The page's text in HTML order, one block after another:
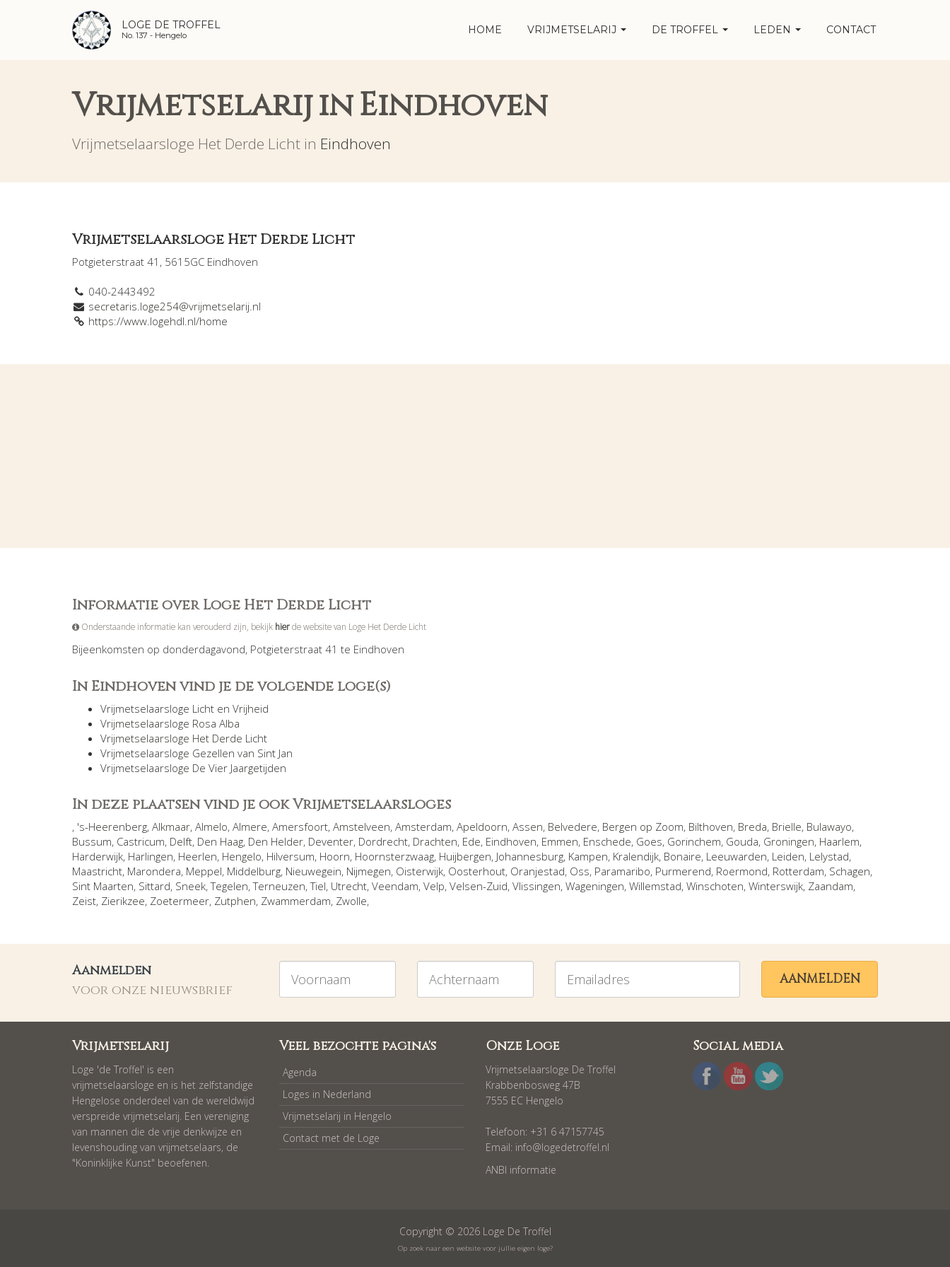
LOGE DE TROFFEL
No. 137 - Hengelo HOME VRIJMETSELARIJ DE TROFFEL LEDEN CONTACT
Vrijmetselarij in Eindhoven
Vrijmetselaarsloge Het Derde Licht in Eindhoven
Vrijmetselaarsloge Het Derde Licht
Potgieterstraat 41, 5615GC Eindhoven
040-2443492
secretaris.loge254@vrijmetselarij.nl
https://www.logehdl.nl/home
Informatie over Loge Het Derde Licht
Onderstaande informatie kan verouderd zijn, bekijk hierde website van Loge Het Derde Licht
Bijeenkomsten op donderdagavond, Potgieterstraat 41 te Eindhoven
In Eindhoven vind je de volgende loge(s)
Vrijmetselaarsloge Licht en Vrijheid
Vrijmetselaarsloge Rosa Alba
Vrijmetselaarsloge Het Derde Licht
Vrijmetselaarsloge Gezellen van Sint Jan
Vrijmetselaarsloge De Vier Jaargetijden
In deze plaatsen vind je ook Vrijmetselaarsloges
, 's-Heerenberg, Alkmaar, Almelo, Almere, Amersfoort, Amstelveen, Amsterdam, Apeldoorn, Assen, Belvedere, Bergen op Zoom, Bilthoven, Breda, Brielle, Bulawayo,
Bussum, Castricum, Delft, Den Haag, Den Helder, Deventer, Dordrecht, Drachten, Ede, Eindhoven, Emmen, Enschede, Goes, Gorinchem, Gouda, Groningen, Haarlem,
Harderwijk, Harlingen, Heerlen, Hengelo, Hilversum, Hoorn, Hoornsterzwaag, Huijbergen, Johannesburg, Kampen, Kralendijk, Bonaire, Leeuwarden, Leiden, Lelystad,
Maastricht, Marondera, Meppel, Middelburg, Nieuwegein, Nijmegen, Oisterwijk, Oosterhout, Oranjestad, Oss, Paramaribo, Purmerend, Roermond, Rotterdam, Schagen,
Sint Maarten, Sittard, Sneek,Tegelen,Terneuzen,Tiel, Utrecht, Veendam, Velp, Velsen-Zuid, Vlissingen, Wageningen, Willemstad, Winschoten, Winterswijk, Zaandam,
Zeist, Zierikzee, Zoetermeer, Zutphen, Zwammerdam, Zwolle,
Aanmelden
voor onze nieuwsbrief
Voornaam Achternaam Emailadres
AANMELDEN
Vrijmetselarij
Loge 'de Troffel' is een
vrijmetselaarsloge en is het zelfstandige
Hengelose onderdeel van de wereldwijd
verspreide vrijmetselarij. Een vereniging
van mannen die de vrije denkwijze en
levenshouding van vrijmetselaars, de
"Koninklijke Kunst" beoefenen.
Veel bezochte pagina's
Agenda
Loges in Nederland
Vrijmetselarij in Hengelo
Contact met de Loge
Onze Loge
Vrijmetselaarsloge De Troffel
Krabbenbosweg 47B
7555 EC Hengelo
Telefoon: +31 6 47157745
Email: info@logedetroffel.nl
ANBI informatie
Social media
Copyright © 2026 Loge De Troffel
Op zoek naar een website voor jullie eigen loge?